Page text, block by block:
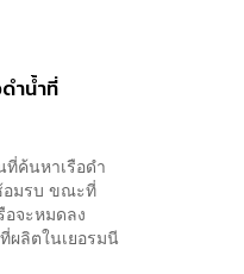
ำน้ำที่
ที่ค้นหาเรือดำ
อมรบ ขณะที่
อจะหมดลง
ผลิตในเยอรมนี